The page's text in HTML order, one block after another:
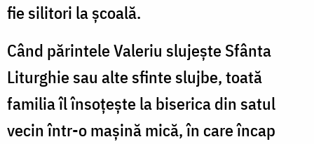
fie silitori la școală.
Când părintele Valeriu slujește Sfânta
Liturghie sau alte sfinte slujbe, toată
familia îl însoțește la biserica din satul
vecin într-o mașină mică, în care încap